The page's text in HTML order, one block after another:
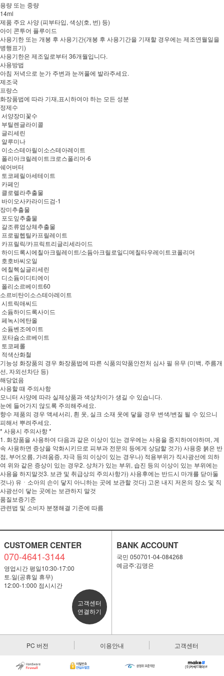
용량 또는 중량
14ml
제품 주요 사양 (피부타입, 색상(호, 번) 등)
아이 콘투어 플루이드
사용기한 또는 개봉 후 사용기간(개봉 후 사용기간을 기재할 경우에는 제조연월일을
병행표기)
사용기한은 제조일로부터 36개월입니다.
사용방법
아침 저녁으로 눈가 주변과 눈꺼풀에 발라주세요.
제조국
프랑스
화장품법에 따라 기재,표시하여야 하는 모든 성분
정제수
서양장미꽃수
부틸렌글라이콜
글리세린
알루미나
이소스테아릴이소스테아레이트
폴리아크릴레이트크로스폴리머-6
쉐어버터
토코페릴아세테이트
카페인
클로렐라추출물
바이오사카라이드검-1
장미추출물
포도잎추출물
갈조류엽상체추출물
프로필헵틸카프릴레이트
카프릴릭/카프릭트리글리세라이드
하이드록시에칠아크릴레이트/소듐아크릴로일디메칠타우레이트코폴리머
호호바씨오일
에칠헥실글리세린
디소듐이디티에이
폴리소르베이트60
소르비탄이소스테아레이트
시트릭애씨드
소듐하이드록사이드
페녹시에탄올
소듐벤조에이트
포타슘소르베이트
토코페롤
적색산화철
기능성 화장품의 경우 화장품법에 따른 식품의약품안전처 심사 필 유무 (미백, 주름개
선, 자외선차단 등)
해당없음
사용할 때 주의사항
모니터 사양에 따라 실제상품과 색상차이가 생길 수 있습니다.
눈에 들어가지 않도록 주의해주세요.
향수 제품의 경우 액세서리, 흰 옷, 실크 소재 옷에 닿을 경우 변색/변질 될 수 있으니
피해서 뿌려주세요.
* 사용시 주의사항 *
1. 화장품을 사용하여 다음과 같은 이상이 있는 경우에는 사용을 중지하여야하며, 계
속 사용하면 증상을 악화시키므로 피부과 전문의 등에게 상담할 것가) 사용중 붉은 반
점, 부어오름, 가려움증, 자극 등의 이상이 있는 경우나) 적용부위가 직사광선에 의하
여 위와 같은 증상이 있는 경우2. 상처가 있는 부위, 습진 등의 이상이 있는 부위에는
사용을 하지말것3. 보관 및 취급상의 주의사항가) 사용후에는 반드시 마개를 닫아둘
것나) 유ㆍ소아의 손이 닿지 아니하는 곳에 보관할 것다) 고온 내지 저온의 장소 및 직
사광선이 닿는 곳에는 보관하지 말것
품질보증기준
관련법 및 소비자 분쟁해결 기준에 따름
CUSTOMER CENTER
070-4641-3144
영업시간 평일10:30-17:00
토.일(공휴일 휴무)
12:00-1:000 점시시간
고객센터
연결하기
BANK ACCOUNT
국민 050701-04-084268
예금주:김명은
PC 버전 이용안내 고객센터